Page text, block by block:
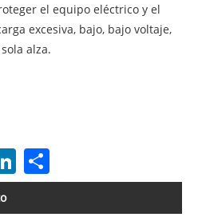
el equipo eléctrico y el
excesiva, bajo, bajo voltaje,
alza.
LinkedIn